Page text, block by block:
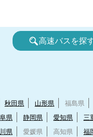
高速バスを探
秋田県 山形県 福島県
県 静岡県 愛知県 三
県 愛媛県 高知県 福